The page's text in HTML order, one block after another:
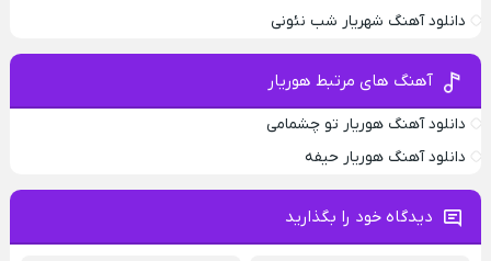
دانلود آهنگ شهریار شب نئونی
آهنگ های مرتبط هوریار
دانلود آهنگ هوریار تو چشمامی
دانلود آهنگ هوریار حیفه
دیدگاه خود را بگذارید